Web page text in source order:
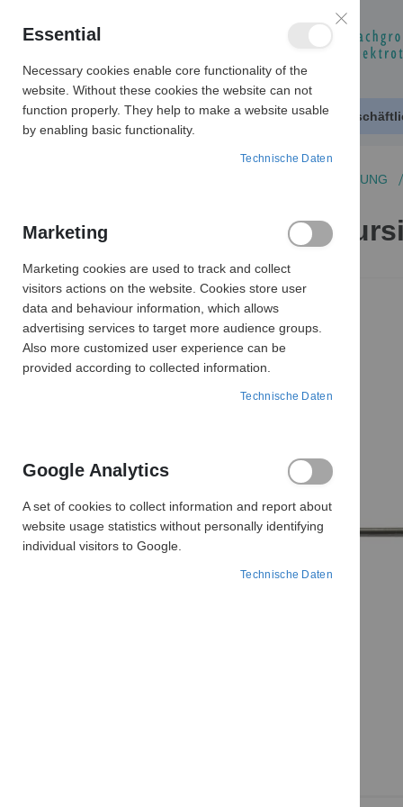
Produktkatalog
THERMISCHE ÜBERWACHUNG
144 GRAD
Zum
Ende
der
Bildergalerie
springen
Essential
Necessary cookies enable core functionality of the
website. Without these cookies the website can not
function properly. They help to make a website usable
by enabling basic functionality.
Technische Daten
Marketing
Marketing cookies are used to track and collect
visitors actions on the website. Cookies store user
data and behaviour information, which allows
advertising services to target more audience groups.
Also more customized user experience can be
provided according to collected information.
Technische Daten
Google Analytics
A set of cookies to collect information and report about
website usage statistics without personally identifying
individual visitors to Google.
Technische Daten